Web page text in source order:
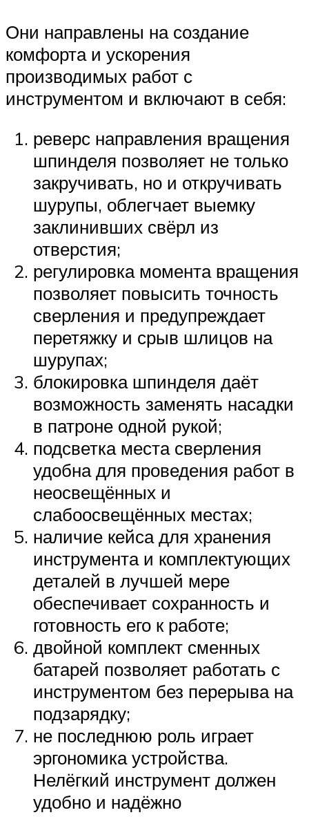
Они направлены на создание
комфорта и ускорения
производимых работ с
инструментом и включают в себя:
реверс направления вращения
шпинделя позволяет не только
закручивать, но и откручивать
шурупы, облегчает выемку
заклинивших свёрл из
отверстия;
регулировка момента вращения
позволяет повысить точность
сверления и предупреждает
перетяжку и срыв шлицов на
шурупах;
блокировка шпинделя даёт
возможность заменять насадки
в патроне одной рукой;
подсветка места сверления
удобна для проведения работ в
неосвещённых и
слабоосвещённых местах;
наличие кейса для хранения
инструмента и комплектующих
деталей в лучшей мере
обеспечивает сохранность и
готовность его к работе;
двойной комплект сменных
батарей позволяет работать с
инструментом без перерыва на
подзарядку;
не последнюю роль играет
эргономика устройства.
Нелёгкий инструмент должен
удобно и надёжно